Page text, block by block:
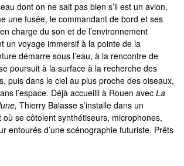
dont on ne sait pas bien s’il est un avion,
une fusée, le commandant de bord et ses
charge du son et de l’environnement
un voyage immersif à la pointe de la
démarre sous l’eau, à la rencontre de
poursuit à la surface à la recherche des
puis dans le ciel au plus proche des oiseaux,
l’espace. Déjà accueilli à Rouen avec La
Thierry Balasse s’installe dans un
où se côtoient synthétiseurs, microphones,
entourés d’une scénographie futuriste. Prêts